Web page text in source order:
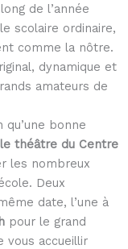
de l’année
scolaire ordinaire,
comme la nôtre.
dynamique et
amateurs de
qu’une bonne
le théâtre du Centre
les nombreux
Deux
date, l’une à
pour le grand
vous accueillir